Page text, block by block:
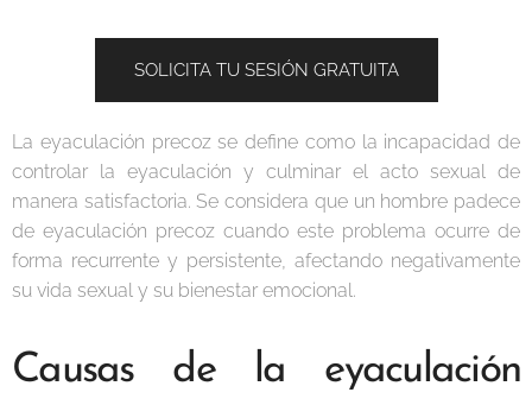
SOLICITA TU SESIÓN GRATUITA
La eyaculación precoz se define como la incapacidad de
controlar la eyaculación y culminar el acto sexual de
manera satisfactoria. Se considera que un hombre padece
de eyaculación precoz cuando este problema ocurre de
forma recurrente y persistente, afectando negativamente
su vida sexual y su bienestar emocional.
Causas de la eyaculación